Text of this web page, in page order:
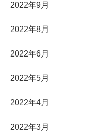
2022年9月
2022年8月
2022年6月
2022年5月
2022年4月
2022年3月